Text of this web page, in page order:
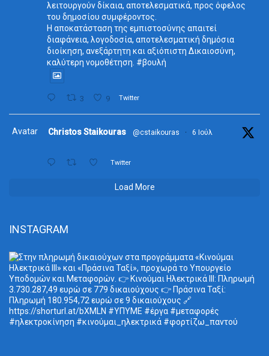
λειτουργούν δίκαια, αποτελεσματικά, προς όφελος
του δημοσίου συμφέροντος.
Η αποκατάσταση της εμπιστοσύνης απαιτεί
διαφάνεια, λογοδοσία, αποτελεσματική δημόσια
διοίκηση, ανεξάρτητη και αξιόπιστη Δικαιοσύνη,
καλύτερη νομοθέτηση. #βουλή
3 9 Twitter
Avatar Christos Staikouras @cstaikouras · 6 Ιούλ
Twitter
Load More
INSTAGRAM